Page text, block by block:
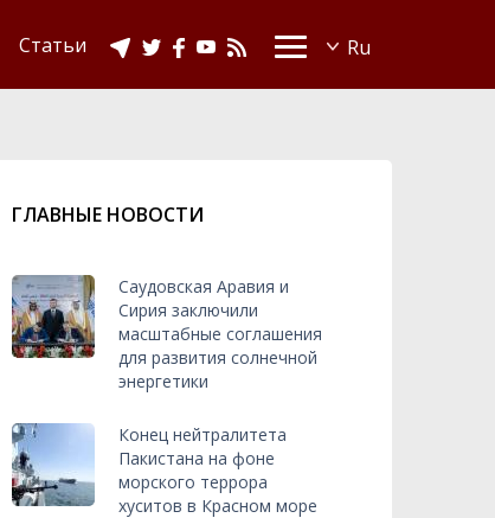
Статьи
ГЛАВНЫЕ НОВОСТИ
Саудовская Аравия и
Сирия заключили
масштабные соглашения
для развития солнечной
энергетики
Конец нейтралитета
Пакистана на фоне
морского террора
хуситов в Красном море